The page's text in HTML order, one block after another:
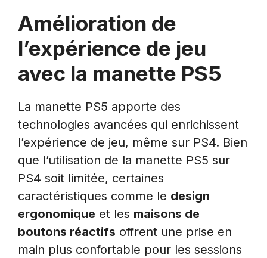
Amélioration de
l’expérience de jeu
avec la manette PS5
La manette PS5 apporte des
technologies avancées qui enrichissent
l’expérience de jeu, même sur PS4. Bien
que l’utilisation de la manette PS5 sur
PS4 soit limitée, certaines
caractéristiques comme le design
ergonomique et les maisons de
boutons réactifs offrent une prise en
main plus confortable pour les sessions